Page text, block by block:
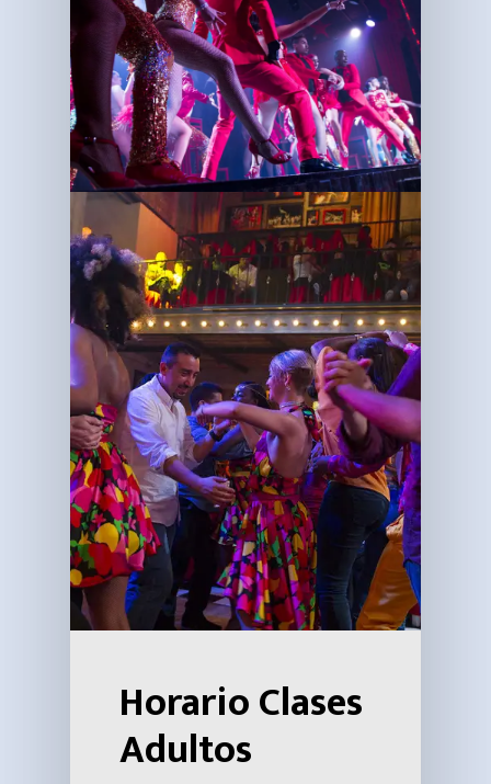
Horario Clases
Adultos
Inicio
Nosotros
Historia
Fundación Swing
Compañia
Artística
Casting Para
Info